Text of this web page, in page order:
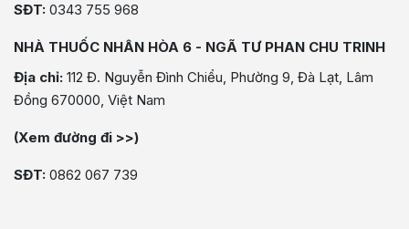
SĐT: 0343 755 968
NHÀ THUỐC NHÂN HÒA 6 - NGÃ TƯ PHAN CHU TRINH
Địa chỉ: 112 Đ. Nguyễn Đình Chiểu, Phường 9, Đà Lạt, Lâm
Đồng 670000, Việt Nam
(Xem đường đi >>)
SĐT: 0862 067 739